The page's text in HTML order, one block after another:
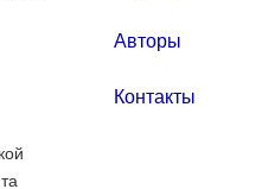
Авторы
Контакты